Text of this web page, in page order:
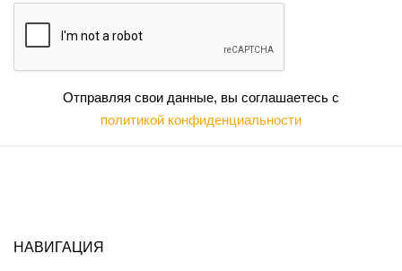
Отправляя свои данные, вы соглашаетесь с
политикой конфиденциальности
НАВИГАЦИЯ